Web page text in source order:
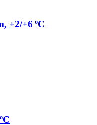
+2/+6 ºC